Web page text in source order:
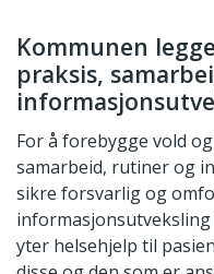
Kommunen
praksis,
For å forebygge vold
samarbeid, rutiner og
sikre forsvarlig og
yter helsehjelp til